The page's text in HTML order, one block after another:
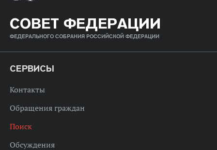
СОВЕТ ФЕДЕРАЦИИ
ФЕДЕРАЛЬНОГО СОБРАНИЯ РОССИЙСКОЙ ФЕДЕРАЦИИ
СЕРВИСЫ
Контакты
Обращения граждан
Поиск
Обсуждения